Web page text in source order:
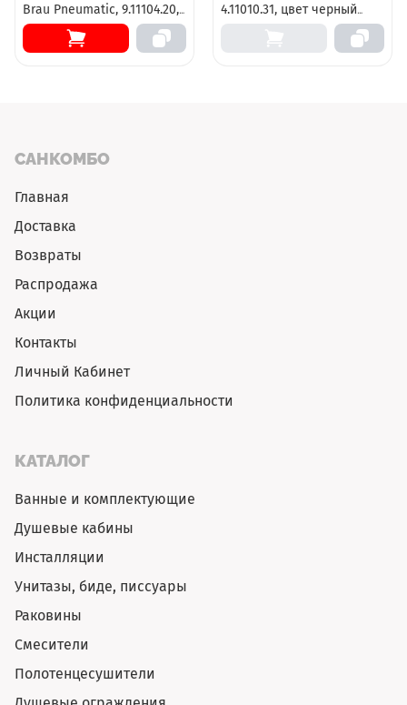
Brau Pneumatic, 9.11104.20,
для напольного унитаза
4.11010.31, цвет черный
САНКОМБО
Главная
Доставка
Возвраты
Распродажа
Акции
Контакты
Личный Кабинет
Политика конфиденциальности
КАТАЛОГ
Ванные и комплектующие
Душевые кабины
Инсталляции
Унитазы, биде, писсуары
Раковины
Смесители
Полотенцесушители